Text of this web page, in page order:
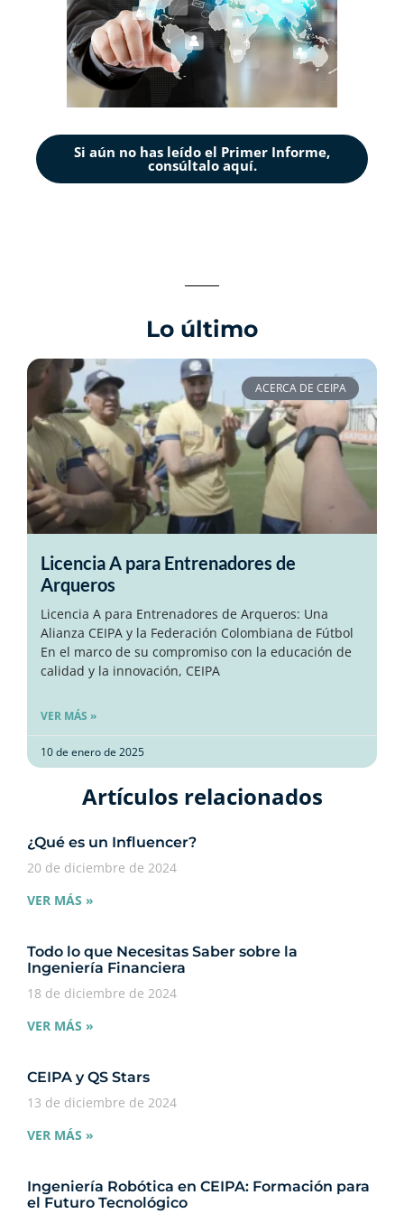
Si aún no has leído el Primer Informe,
consúltalo aquí.
Lo último
ACERCA DE CEIPA
Licencia A para Entrenadores de
Arqueros
Licencia A para Entrenadores de Arqueros: Una
Alianza CEIPA y la Federación Colombiana de Fútbol
En el marco de su compromiso con la educación de
calidad y la innovación, CEIPA
VER MÁS »
10 de enero de 2025
Artículos relacionados​
¿Qué es un Influencer?
20 de diciembre de 2024
VER MÁS »
Todo lo que Necesitas Saber sobre la
Ingeniería Financiera
18 de diciembre de 2024
VER MÁS »
CEIPA y QS Stars
13 de diciembre de 2024
VER MÁS »
Ingeniería Robótica en CEIPA: Formación para
el Futuro Tecnológico